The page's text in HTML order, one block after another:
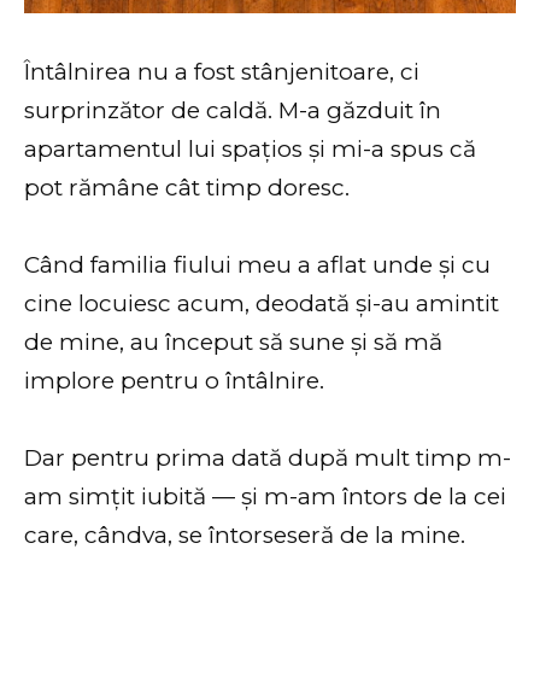
Întâlnirea nu a fost stânjenitoare, ci
surprinzător de caldă. M-a găzduit în
apartamentul lui spațios și mi-a spus că
pot rămâne cât timp doresc.
Când familia fiului meu a aflat unde și cu
cine locuiesc acum, deodată și-au amintit
de mine, au început să sune și să mă
implore pentru o întâlnire.
Dar pentru prima dată după mult timp m-
am simțit iubită — și m-am întors de la cei
care, cândva, se întorseseră de la mine.